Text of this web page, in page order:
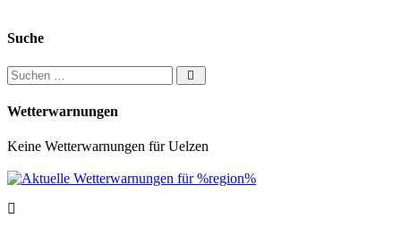
Suche
Suchen nach:
Wetterwarnungen
Keine Wetterwarnungen für Uelzen